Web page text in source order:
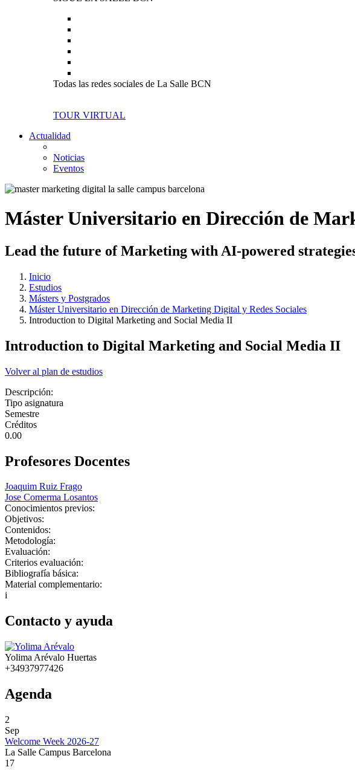
Todas las redes sociales de La Salle BCN
TOUR VIRTUAL
Actualidad
Noticias
Eventos
Máster Universitario en Dirección de
Lead the future of Marketing with AI-powered
Inicio
Estudios
Másters y Postgrados
Máster Universitario en Dirección de Marketing Digital y Redes Sociales
Introduction to Digital Marketing and Social Media II
Introduction to Digital Marketing and Social Media II
Volver al plan de estudios
Descripción:
Tipo asignatura
Semestre
Créditos
0.00
Profesores Docentes
Joaquim Ruiz Frago
Jose Comerma Losantos
Conocimientos previos:
Objetivos:
Contenidos:
Metodología:
Evaluación:
Criterios evaluación:
Bibliografía básica:
Material complementario:
i
Contacto y ayuda
Yolima Arévalo Huertas
+34937977426
Agenda
2
Sep
Welcome Week 2026-27
La Salle Campus Barcelona
17